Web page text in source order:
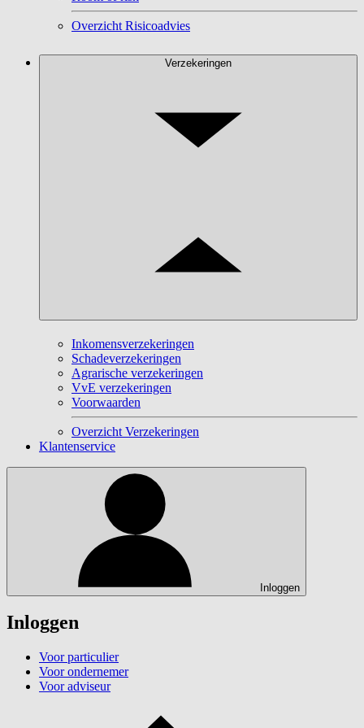
Overzicht Risicoadvies
Verzekeringen
Inkomensverzekeringen
Schadeverzekeringen
Agrarische verzekeringen
VvE verzekeringen
Voorwaarden
Overzicht Verzekeringen
Klantenservice
Inloggen
Inloggen
Voor particulier
Voor ondernemer
Voor adviseur